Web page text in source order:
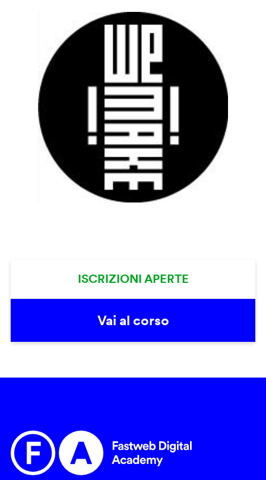
ISCRIZIONI APERTE
Vai al corso